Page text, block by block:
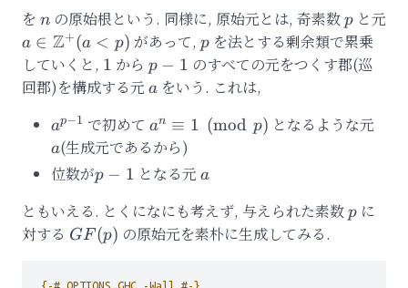
(6)=2
を n
n の原始根という. 同様に, 原始元とは, 奇素数p
p と元
a \in
\mathbb{Z}^{+}
(a < p)
a ∈ Z+(a < p) があって, p
pを法とする剰余類で累乗
していくと, 1
1 から p-
1
p − 1 のすべての元をつくす郡(巡
回郡)を構成する元 a
a をいう. これは,
a^{p-
1}
ap−1 で初めて a^{n}
\equiv
1\pmod{p}
an ≡ 1 (mod p) となるような元
a(生成元であるから)
位数がp-
p − 1 となる元 a
a
ともいえる. とくになにも考えず, 与えられた素数p
p に
対する GF(p)
GF (p) の原始元を素朴に生成してみる.
{-# OPTIONS_GHC -Wall #-}